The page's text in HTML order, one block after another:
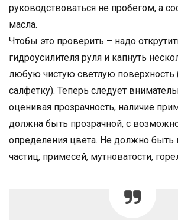
руководствоваться не пробегом, а
масла.
Чтобы это проверить – надо
гидроусилителя руля и капнуть
любую чистую светлую поверхность
салфетку). Теперь следует
оценивая прозрачность, наличие
должна быть прозрачной, с
определения цвета. Не должно быть
частиц, примесей, мутноватости,